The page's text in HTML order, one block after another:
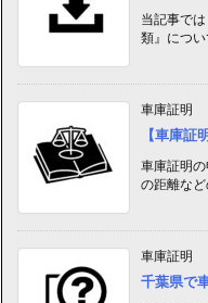
当記事で
類』につ
車庫証明
【車庫
車庫証明
の距離な
車庫証明
千葉県で